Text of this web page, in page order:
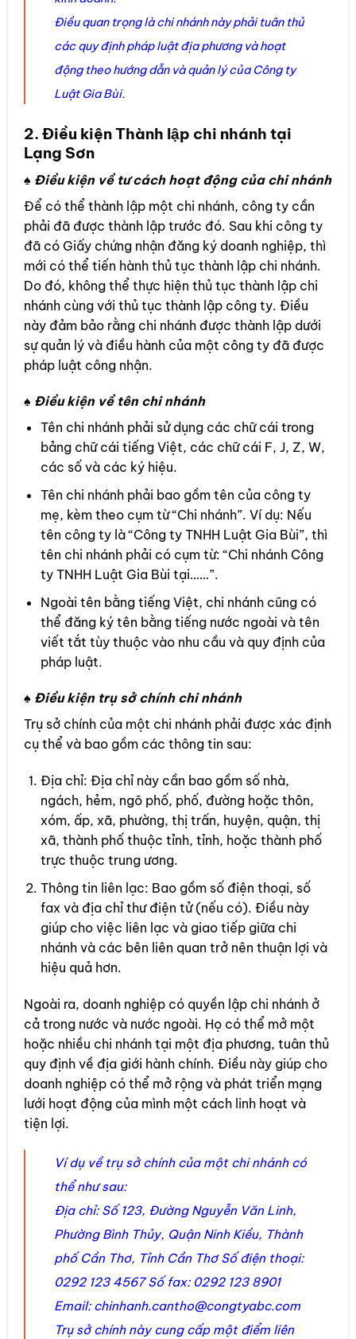
Điều quan trọng là chi nhánh này phải tuân thủ
các quy định pháp luật địa phương và hoạt
động theo hướng dẫn và quản lý của Công ty
Luật Gia Bùi.
2. Điều kiện Thành lập chi nhánh tại
Lạng Sơn
♠ Điều kiện về tư cách hoạt động của chi nhánh
Để có thể thành lập một chi nhánh, công ty cần
phải đã được thành lập trước đó. Sau khi công ty
đã có Giấy chứng nhận đăng ký doanh nghiệp, thì
mới có thể tiến hành thủ tục thành lập chi nhánh.
Do đó, không thể thực hiện thủ tục thành lập chi
nhánh cùng với thủ tục thành lập công ty. Điều
này đảm bảo rằng chi nhánh được thành lập dưới
sự quản lý và điều hành của một công ty đã được
pháp luật công nhận.
♠ Điều kiện về tên chi nhánh
Tên chi nhánh phải sử dụng các chữ cái trong
bảng chữ cái tiếng Việt, các chữ cái F, J, Z, W,
các số và các ký hiệu.
Tên chi nhánh phải bao gồm tên của công ty
mẹ, kèm theo cụm từ “Chi nhánh”. Ví dụ: Nếu
tên công ty là “Công ty TNHH Luật Gia Bùi”, thì
tên chi nhánh phải có cụm từ: “Chi nhánh Công
ty TNHH Luật Gia Bùi tại……”.
Ngoài tên bằng tiếng Việt, chi nhánh cũng có
thể đăng ký tên bằng tiếng nước ngoài và tên
viết tắt tùy thuộc vào nhu cầu và quy định của
pháp luật.
♠ Điều kiện trụ sở chính chi nhánh
Trụ sở chính của một chi nhánh phải được xác định
cụ thể và bao gồm các thông tin sau:
Địa chỉ: Địa chỉ này cần bao gồm số nhà,
ngách, hẻm, ngõ phố, phố, đường hoặc thôn,
xóm, ấp, xã, phường, thị trấn, huyện, quận, thị
xã, thành phố thuộc tỉnh, tỉnh, hoặc thành phố
trực thuộc trung ương.
Thông tin liên lạc: Bao gồm số điện thoại, số
fax và địa chỉ thư điện tử (nếu có). Điều này
giúp cho việc liên lạc và giao tiếp giữa chi
nhánh và các bên liên quan trở nên thuận lợi và
hiệu quả hơn.
Ngoài ra, doanh nghiệp có quyền lập chi nhánh ở
cả trong nước và nước ngoài. Họ có thể mở một
hoặc nhiều chi nhánh tại một địa phương, tuân thủ
quy định về địa giới hành chính. Điều này giúp cho
doanh nghiệp có thể mở rộng và phát triển mạng
lưới hoạt động của mình một cách linh hoạt và
tiện lợi.
Ví dụ về trụ sở chính của một chi nhánh có
thể như sau:
Địa chỉ: Số 123, Đường Nguyễn Văn Linh,
Phường Bình Thủy, Quận Ninh Kiều, Thành
phố Cần Thơ, Tỉnh Cần Thơ Số điện thoại:
0292 123 4567 Số fax: 0292 123 8901
Email: chinhanh.cantho@congtyabc.com
Trụ sở chính này cung cấp một điểm liên